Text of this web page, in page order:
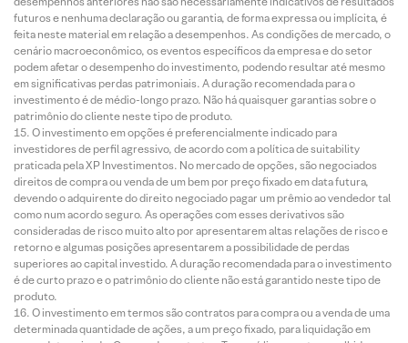
futuros e nenhuma declaração ou garantia, de forma expressa ou implícita, é
feita neste material em relação a desempenhos. As condições de mercado, o
cenário macroeconômico, os eventos específicos da empresa e do setor
podem afetar o desempenho do investimento, podendo resultar até mesmo
em significativas perdas patrimoniais. A duração recomendada para o
investimento é de médio-longo prazo. Não há quaisquer garantias sobre o
patrimônio do cliente neste tipo de produto.
O investimento em opções é preferencialmente indicado para
investidores de perfil agressivo, de acordo com a política de suitability
praticada pela XP Investimentos. No mercado de opções, são negociados
direitos de compra ou venda de um bem por preço fixado em data futura,
devendo o adquirente do direito negociado pagar um prêmio ao vendedor tal
como num acordo seguro. As operações com esses derivativos são
consideradas de risco muito alto por apresentarem altas relações de risco e
retorno e algumas posições apresentarem a possibilidade de perdas
superiores ao capital investido. A duração recomendada para o investimento
é de curto prazo e o patrimônio do cliente não está garantido neste tipo de
produto.
O investimento em termos são contratos para compra ou a venda de uma
determinada quantidade de ações, a um preço fixado, para liquidação em